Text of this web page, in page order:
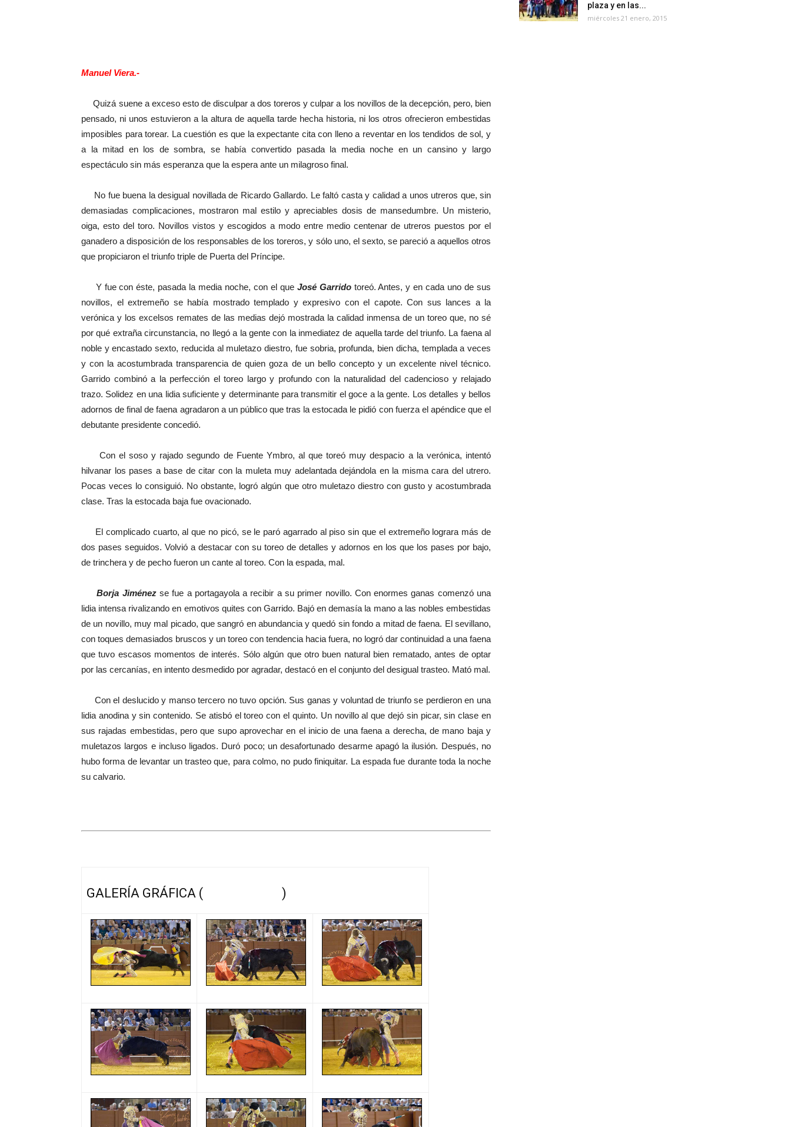
Manuel Viera.-
Quizá suene a exceso esto de disculpar a dos toreros y culpar a los novillos de la decepción, pero, bien
pensado, ni unos estuvieron a la altura de aquella tarde hecha historia, ni los otros ofrecieron embestidas
imposibles para torear. La cuestión es que la expectante cita con lleno a reventar en los tendidos de sol, y
a la mitad en los de sombra, se había convertido pasada la media noche en un cansino y largo
espectáculo sin más esperanza que la espera ante un milagroso final.
No fue buena la desigual novillada de Ricardo Gallardo. Le faltó casta y calidad a unos utreros que, sin
demasiadas complicaciones, mostraron mal estilo y apreciables dosis de mansedumbre. Un misterio,
oiga, esto del toro. Novillos vistos y escogidos a modo entre medio centenar de utreros puestos por el
ganadero a disposición de los responsables de los toreros, y sólo uno, el sexto, se pareció a aquellos otros
que propiciaron el triunfo triple de Puerta del Príncipe.
Y fue con éste, pasada la media noche, con el que José Garridotoreó. Antes, y en cada uno de sus
novillos, el extremeño se había mostrado templado y expresivo con el capote. Con sus lances a la
verónica y los excelsos remates de las medias dejó mostrada la calidad inmensa de un toreo que, no sé
por qué extraña circunstancia, no llegó a la gente con la inmediatez de aquella tarde del triunfo. La faena al
noble y encastado sexto, reducida al muletazo diestro, fue sobria, profunda, bien dicha, templada a veces
y con la acostumbrada transparencia de quien goza de un bello concepto y un excelente nivel técnico.
Garrido combinó a la perfección el toreo largo y profundo con la naturalidad del cadencioso y relajado
trazo. Solidez en una lidia suficiente y determinante para transmitir el goce a la gente. Los detalles y bellos
adornos de final de faena agradaron a un público que tras la estocada le pidió con fuerza el apéndice que el
debutante presidente concedió.
Con el soso y rajado segundo de Fuente Ymbro, al que toreó muy despacio a la verónica, intentó
hilvanar los pases a base de citar con la muleta muy adelantada dejándola en la misma cara del utrero.
Pocas veces lo consiguió. No obstante, logró algún que otro muletazo diestro con gusto y acostumbrada
clase. Tras la estocada baja fue ovacionado.
El complicado cuarto, al que no picó, se le paró agarrado al piso sin que el extremeño lograra más de
dos pases seguidos. Volvió a destacar con su toreo de detalles y adornos en los que los pases por bajo,
de trinchera y de pecho fueron un cante al toreo. Con la espada, mal.
Borja Jiménezse fue a portagayola a recibir a su primer novillo. Con enormes ganas comenzó una
lidia intensa rivalizando en emotivos quites con Garrido. Bajó en demasía la mano a las nobles embestidas
de un novillo, muy mal picado, que sangró en abundancia y quedó sin fondo a mitad de faena. El sevillano,
con toques demasiados bruscos y un toreo con tendencia hacia fuera, no logró dar continuidad a una faena
que tuvo escasos momentos de interés. Sólo algún que otro buen natural bien rematado, antes de optar
por las cercanías, en intento desmedido por agradar, destacó en el conjunto del desigual trasteo. Mató mal.
Con el deslucido y manso tercero no tuvo opción. Sus ganas y voluntad de triunfo se perdieron en una
lidia anodina y sin contenido. Se atisbó el toreo con el quinto. Un novillo al que dejó sin picar, sin clase en
sus rajadas embestidas, pero que supo aprovechar en el inicio de una faena a derecha, de mano baja y
muletazos largos e incluso ligados. Duró poco; un desafortunado desarme apagó la ilusión. Después, no
hubo forma de levantar un trasteo que, para colmo, no pudo finiquitar. La espada fue durante toda la noche
su calvario.
GALERÍA GRÁFICA ( )
plaza y en las...
miércoles 21 enero, 2015